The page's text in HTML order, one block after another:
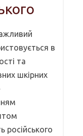
в
та
шкірних
російського